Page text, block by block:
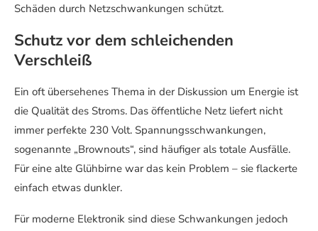
Schäden durch Netzschwankungen schützt.
Schutz vor dem schleichenden
Verschleiß
Ein oft übersehenes Thema in der Diskussion um Energie ist
die Qualität des Stroms. Das öffentliche Netz liefert nicht
immer perfekte 230 Volt. Spannungsschwankungen,
sogenannte „Brownouts“, sind häufiger als totale Ausfälle.
Für eine alte Glühbirne war das kein Problem – sie flackerte
einfach etwas dunkler.
Für moderne Elektronik sind diese Schwankungen jedoch